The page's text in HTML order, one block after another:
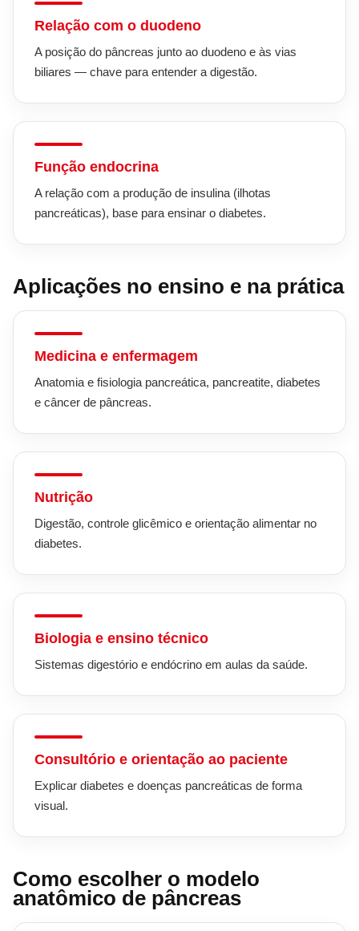
Relação com o duodeno
A posição do pâncreas junto ao duodeno e às vias
biliares — chave para entender a digestão.
Função endocrina
A relação com a produção de insulina (ilhotas
pancreáticas), base para ensinar o diabetes.
Aplicações no ensino e na prática
Medicina e enfermagem
Anatomia e fisiologia pancreática, pancreatite, diabetes
e câncer de pâncreas.
Nutrição
Digestão, controle glicêmico e orientação alimentar no
diabetes.
Biologia e ensino técnico
Sistemas digestório e endócrino em aulas da saúde.
Consultório e orientação ao paciente
Explicar diabetes e doenças pancreáticas de forma
visual.
Como escolher o modelo
anatômico de pâncreas